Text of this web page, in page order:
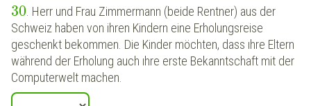
30 . Herr und Frau Zimmermann (beide Rentner) aus der
Schweiz haben von ihren Kindern eine Erholungsreise
geschenkt bekommen. Die Kinder möchten, dass ıhre Eltern
während der Erholung auch ıhre erste Bekanntschaft mit der
Computerwelt machen.